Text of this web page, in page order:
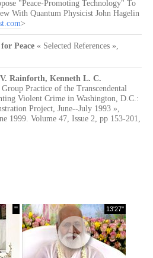
"Peace-Promoting Technology" To
With Quantum Physicist John Hagelin
>
Peace « Selected References »
Rainforth, Kenneth L. C.
Practice of the Transcendental
Violent Crime in Washington, D.C.:
Project, June--July 1993 »
1999 Volume 47, Issue 2 pp 153-201
'" 13'27''